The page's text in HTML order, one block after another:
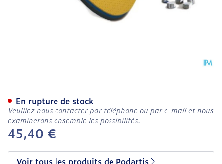
45,40 €
En rupture de stock
Veuillez nous contacter par téléphone ou par e-mail et nous
examinerons ensemble les possibilités.
Voir tous les produits de Podartis